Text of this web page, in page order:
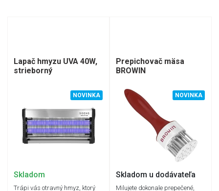
Lapač hmyzu UVA 40W,
strieborný
NOVINKA
Skladom
Trápi vás otravný hmyz, ktorý
Prepichovač mäsa
BROWIN
NOVINKA
Skladom u dodávateľa
Milujete dokonale prepečené,